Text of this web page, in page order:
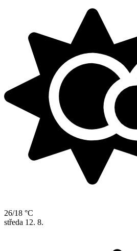
26/18 °C
středa 12. 8.